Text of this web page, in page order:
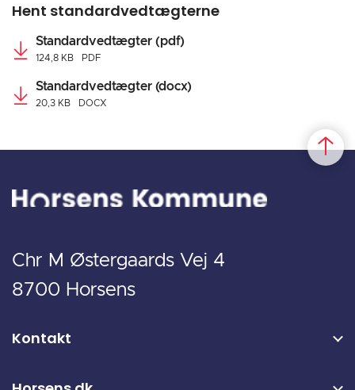
Hent standardvedtægterne
Standardvedtægter (pdf)
124,8 KB PDF
Standardvedtægter (docx)
20,3 KB DOCX
Chr M Østergaards Vej 4
8700 Horsens
Kontakt